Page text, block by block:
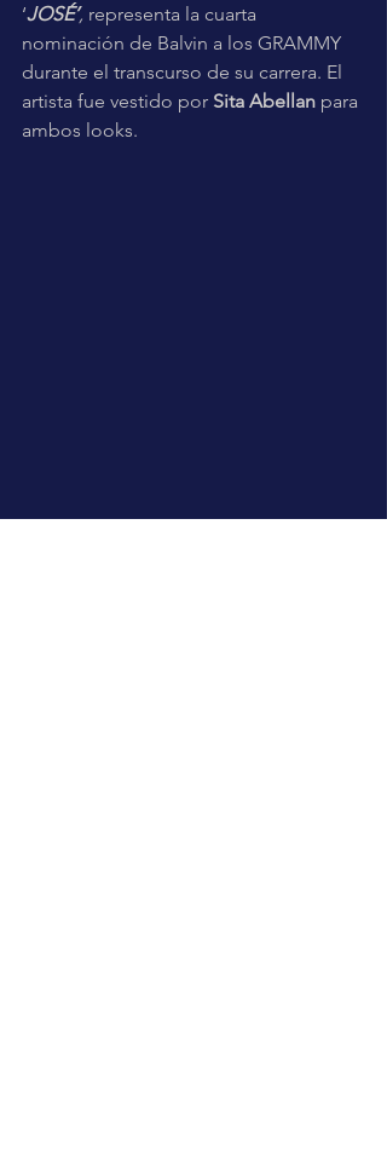
‘JOSÉ’, representa la cuarta
nominación de Balvin a los GRAMMY
durante el transcurso de su carrera. El
artista fue vestido por Sita Abellan para
ambos looks.